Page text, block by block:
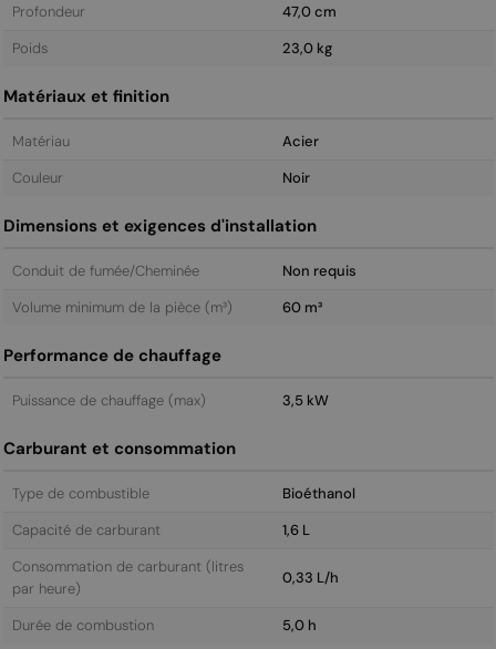
Profondeur
47,0 cm
Poids
23,0 kg
Matériaux et finition
Matériau
Acier
Couleur
Noir
Dimensions et exigences d'installation
Conduit de fumée/Cheminée
Non requis
Volume minimum de la pièce (m³)
60 m³
Performance de chauffage
Puissance de chauffage (max) 3,5 kW
Carburant et consommation
Type de combustible
Bioéthanol
Capacité de carburant
1,6 L
Consommation de carburant (litres
par heure)
0,33 L/h
Durée de combustion 5,0 h